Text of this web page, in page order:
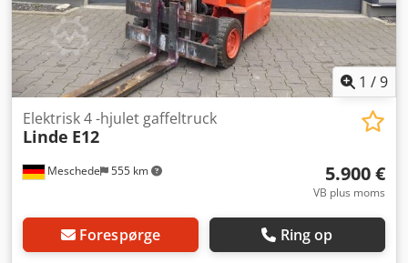
1 /9
Meschede 555 km
Elektrisk 4 -hjulet gaffeltruck
Linde E12
5.900 €
VB plus moms
Forespørge Ring op